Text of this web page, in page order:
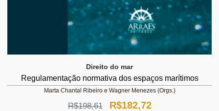
Direito do mar
Regulamentação normativa dos espaços marítimos
Marta Chantal Ribeiro e Wagner Menezes (Orgs.)
R$198,61
O
R$182,72O